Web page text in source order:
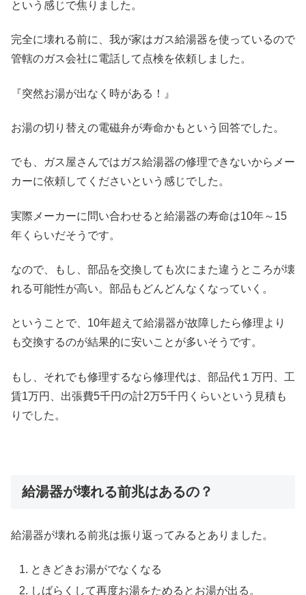
という感じで焦りました。
完全に壊れる前に、我が家はガス給湯器を使っているので
管轄のガス会社に電話して点検を依頼しました。
『突然お湯が出なく時がある！』
お湯の切り替えの電磁弁が寿命かもという回答でした。
でも、ガス屋さんではガス給湯器の修理できないからメー
カーに依頼してくださいという感じでした。
実際メーカーに問い合わせると給湯器の寿命は10年～15
年くらいだそうです。
なので、もし、部品を交換しても次にまた違うところが壊
れる可能性が高い。部品もどんどんなくなっていく。
ということで、10年超えて給湯器が故障したら修理より
も交換するのが結果的に安いことが多いそうです。
もし、それでも修理するなら修理代は、部品代１万円、工
賃1万円、出張費5千円の計2万5千円くらいという見積も
りでした。
給湯器が壊れる前兆はあるの？
給湯器が壊れる前兆は振り返ってみるとありました。
ときどきお湯がでなくなる
しばらくして再度お湯をためるとお湯が出る。